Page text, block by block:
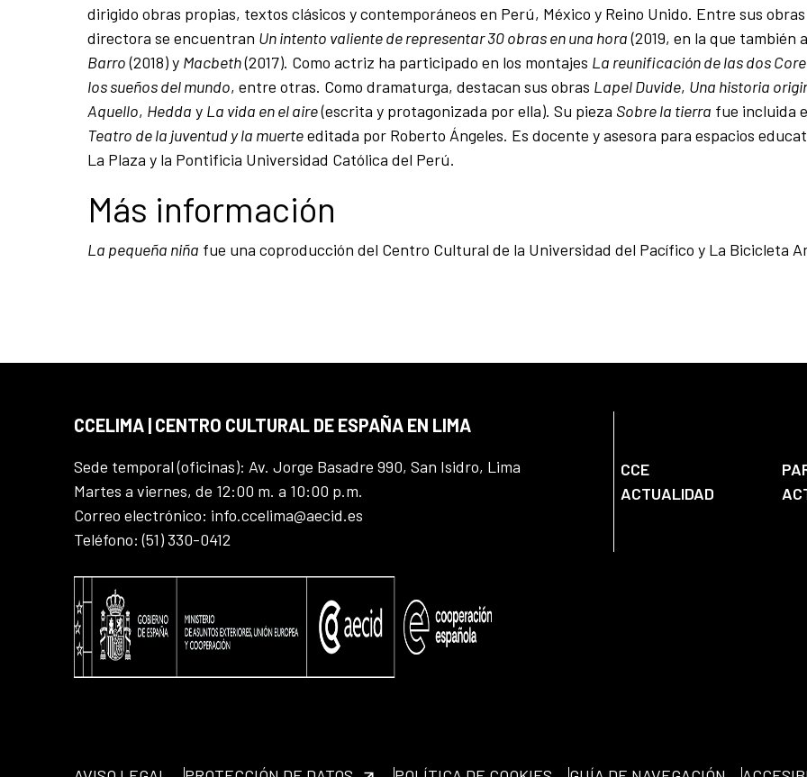
dirigido obras propias, textos clásicos y contemporáneos en Perú, México y Reino Unido. Entre sus
directora se encuentran Un intento valiente de representar 30 obras en una hora(2019, en la que también
Barro(2018) y Macbeth(2017). Como actriz ha participado en los montajes La reunificación de las dos
los sueños del mundo, entre otras. Como dramaturga, destacan sus obras Lapel Duvide, Una historia
Aquello, Hedda y La vida en el aire(escrita y protagonizada por ella). Su pieza Sobre la tierra fue incluida
Teatro de la juventud y la muerteeditada por Roberto Ángeles. Es docente y asesora para espacios
La Plaza y la Pontificia Universidad Católica del Perú.
Más información
La pequeña niña fue una coproducción del Centro Cultural de la Universidad del Pacífico y La Bicicleta
CCELIMA | CENTRO CULTURAL DE ESPAÑA EN LIMA
Sede temporal (oficinas): Av. Jorge Basadre 990, San Isidro, Lima
Martes a viernes, de 12:00 m. a 10:00 p.m.
Correo electrónico: info.ccelima@aecid.es
Teléfono: (51) 330-0412
CCE
ACTUALIDAD